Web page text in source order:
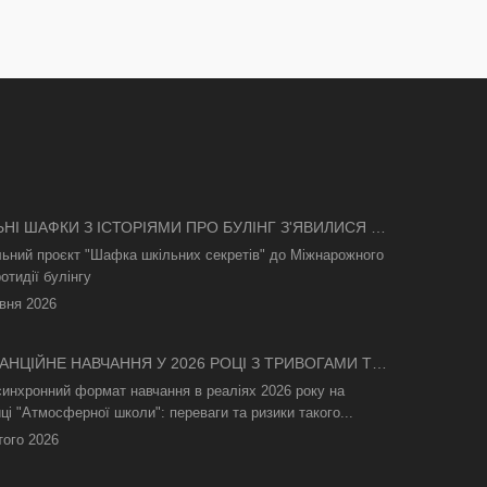
ШАФКИ З ІСТОРІЯМИ ПРО БУЛІНГ З'ЯВИЛИСЯ В
проєкт "Шафка шкільних секретів" до Міжнарожного
булінгу
2026
НАВЧАННЯ У 2026 РОЦІ З ТРИВОГАМИ ТА
ЯК АСИНХРОННИЙ ФОРМАТ РЯТУЄ
ПРОЦЕС
формат навчання в реаліях 2026 року на
"Атмосферної школи": переваги та ризики такого...
2026